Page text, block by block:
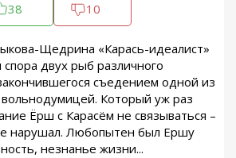
38 10
Щедрина «Карась-идеалист»
двух рыб различного
съедением одной из
Который уж раз
Ёрш с Карасём не связываться –
нарушал. Любопытен был Ершу
незнанье жизни...